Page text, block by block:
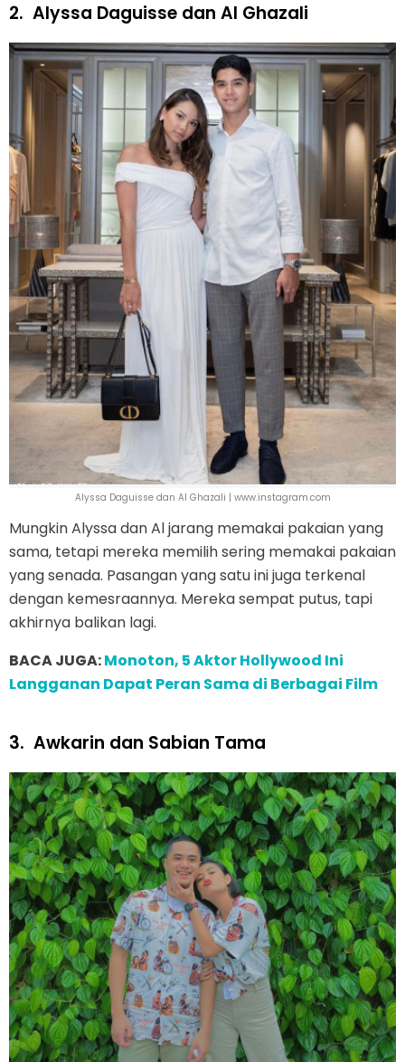
2. Alyssa Daguisse dan Al Ghazali
Alyssa Daguisse dan Al Ghazali | www.instagram.com
Mungkin Alyssa dan Al jarang memakai pakaian yang
sama, tetapi mereka memilih sering memakai pakaian
yang senada. Pasangan yang satu ini juga terkenal
dengan kemesraannya. Mereka sempat putus, tapi
akhirnya balikan lagi.
BACA JUGA:Monoton, 5 Aktor Hollywood Ini
Langganan Dapat Peran Sama di Berbagai Film
3. Awkarin dan Sabian Tama